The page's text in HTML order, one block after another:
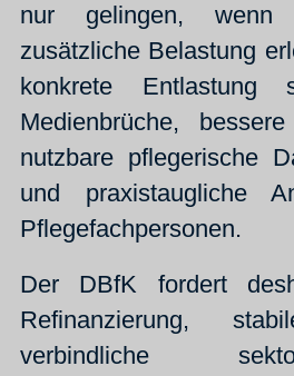
nur gelingen,
zusätzliche Belastung
konkrete Entlastung
Medienbrüche,
nutzbare pflegerische
und praxistaugliche
Pflegefachpersonen.
Der DBfK fordert
Refinanzierung,
verbindliche